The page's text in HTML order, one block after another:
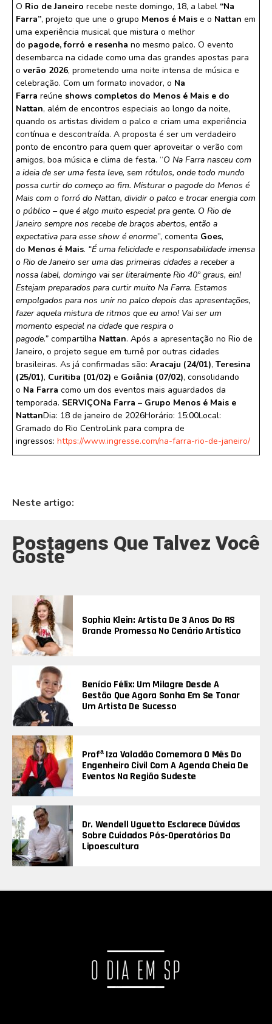
O Rio de Janeiro recebe neste domingo, 18, a label “Na
Farra”, projeto que une o grupo Menos é Mais e o Nattan em
uma experiência musical que mistura o melhor
do pagode, forró e resenha no mesmo palco. O evento
desembarca na cidade como uma das grandes apostas para
o verão 2026, prometendo uma noite intensa de música e
celebração. Com um formato inovador, o Na
Farra reúne shows completos do Menos é Mais e do
Nattan, além de encontros especiais ao longo da noite,
quando os artistas dividem o palco e criam uma experiência
contínua e descontraída. A proposta é ser um verdadeiro
ponto de encontro para quem quer aproveitar o verão com
amigos, boa música e clima de festa. “O Na Farra nasceu com
a ideia de ser uma festa leve, sem rótulos, onde todo mundo
possa curtir do começo ao fim. Misturar o pagode do Menos é
Mais com o forró do Nattan, dividir o palco e trocar energia com
o público – que é algo muito especial pra gente. O Rio de
Janeiro sempre nos recebe de braços abertos, então a
expectativa para esse show é enorme”, comenta Goes,
do Menos é Mais. “É uma felicidade e responsabilidade imensa
o Rio de Janeiro ser uma das primeiras cidades a receber a
nossa label, domingo vai ser literalmente Rio 40º graus, ein!
Estejam preparados para curtir muito Na Farra. Estamos
empolgados para nos unir no palco depois das apresentações,
fazer aquela mistura de ritmos que eu amo! Vai ser um
momento especial na cidade que respira o
pagode.” compartilha Nattan. Após a apresentação no Rio de
Janeiro, o projeto segue em turnê por outras cidades
brasileiras. As já confirmadas são: Aracaju (24/01), Teresina
(25/01), Curitiba (01/02) e Goiânia (07/02), consolidando
o Na Farra como um dos eventos mais aguardados da
temporada. SERVIÇONa Farra – Grupo Menos é Mais e
NattanDia: 18 de janeiro de 2026Horário: 15:00Local:
Gramado do Rio CentroLink para compra de
ingressos: https://www.ingresse.com/na-farra-rio-de-janeiro/
Neste artigo:
Postagens Que Talvez Você
Goste
Sophia Klein: Artista De 3 Anos Do RS
Grande Promessa No Cenário Artístico
Benício Félix: Um Milagre Desde A
Gestão Que Agora Sonha Em Se Tonar
Um Artista De Sucesso
Profª Iza Valadão Comemora O Mês Do
Engenheiro Civil Com A Agenda Cheia De
Eventos Na Região Sudeste
Dr. Wendell Uguetto Esclarece Dúvidas
Sobre Cuidados Pós-Operatórios Da
Lipoescultura